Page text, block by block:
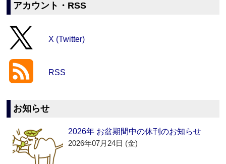
アカウント・RSS
X (Twitter)
RSS
お知らせ
2026年 お盆期間中の休刊のお知らせ
2026年07月24日 (金)